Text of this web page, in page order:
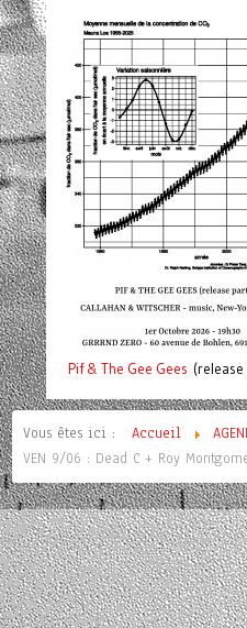
Pif& The Gee Gees
Vous êtes ici : Accueil
VEN 9/06 : Dead C + Roy